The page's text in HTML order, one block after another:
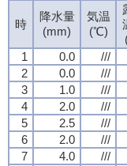
時
降水量
(mm)
気温
(℃)
1
0.0 ///
2
0.0 ///
3
1.0 ///
4
2.0 ///
5
2.5 ///
6
2.0 ///
7
4.0 ///